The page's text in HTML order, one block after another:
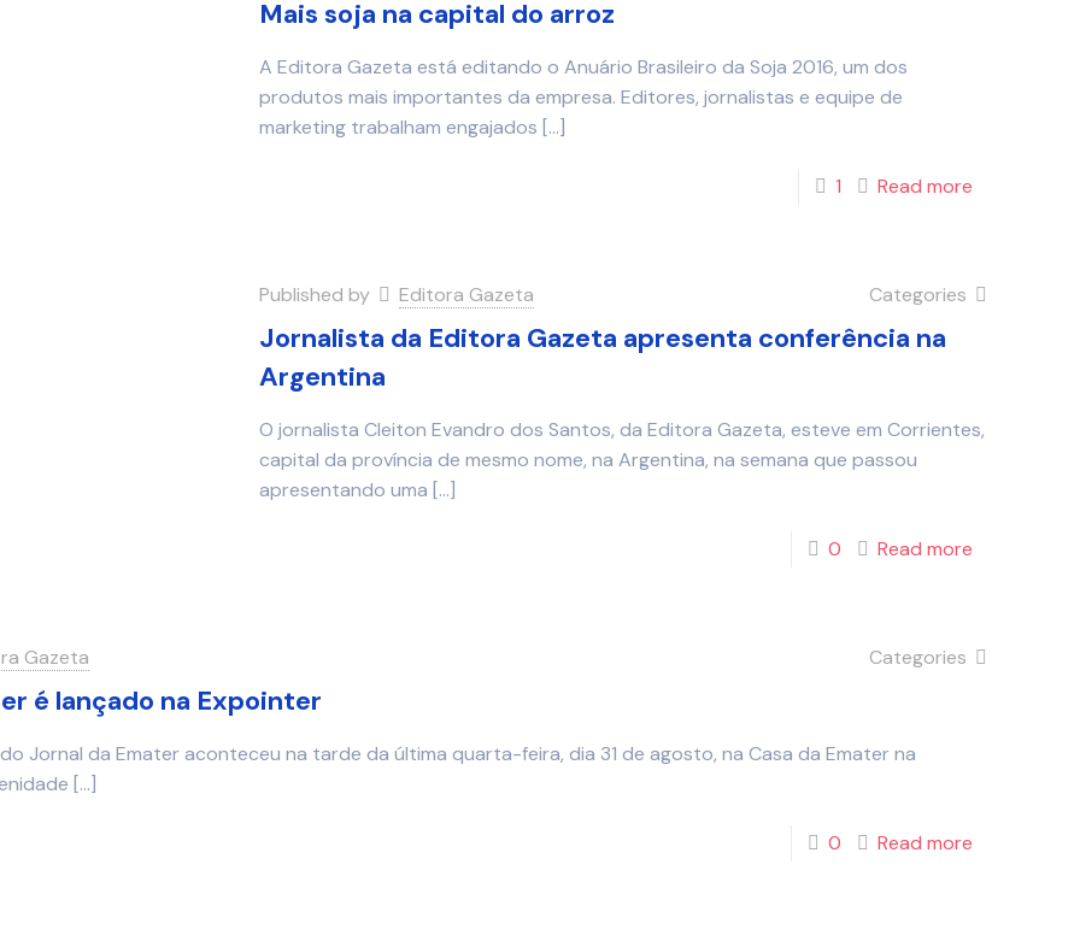
Mais soja na capital do arroz
A Editora Gazeta está editando o Anuário Brasileiro da Soja 2016, um dos
produtos mais importantes da empresa. Editores, jornalistas e equipe de
marketing trabalham engajados […]
1 Read more
Published by Editora Gazeta Categories
Jornalista da Editora Gazeta apresenta conferência na
Argentina
O jornalista Cleiton Evandro dos Santos, da Editora Gazeta, esteve em Corrientes,
capital da província de mesmo nome, na Argentina, na semana que passou
apresentando uma […]
0 Read more
Gazeta Categories
é lançado na Expointer
Jornal da Emater aconteceu na tarde da última quarta-feira, dia 31 de agosto, na Casa da Emater na
[…]
0 Read more